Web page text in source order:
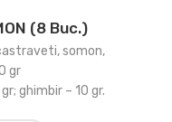
Add
wishlist
(8 Buc.)
somon,
gr
ghimbir – 10 gr.